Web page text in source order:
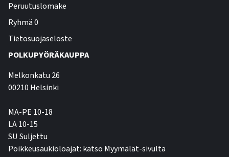
Peruutuslomake
Ryhmä 0
Tietosuojaseloste
POLKUPYÖRÄKAUPPA
Melkonkatu 26
00210 Helsinki
MA-PE 10-18
LA 10-15
SU Suljettu
Poikkeusaukioloajat: katso Myymälät-sivulta